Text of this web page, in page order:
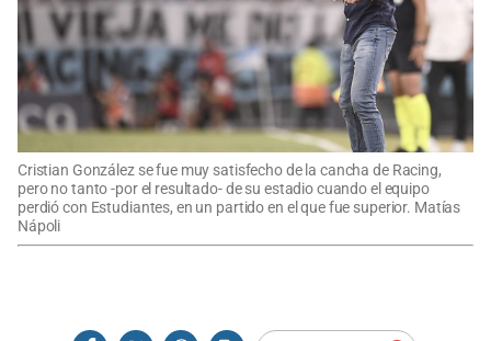
Cristian González se fue muy satisfecho de la cancha de Racing,
pero no tanto -por el resultado- de su estadio cuando el equipo
perdió con Estudiantes, en un partido en el que fue superior. Matías
Nápoli